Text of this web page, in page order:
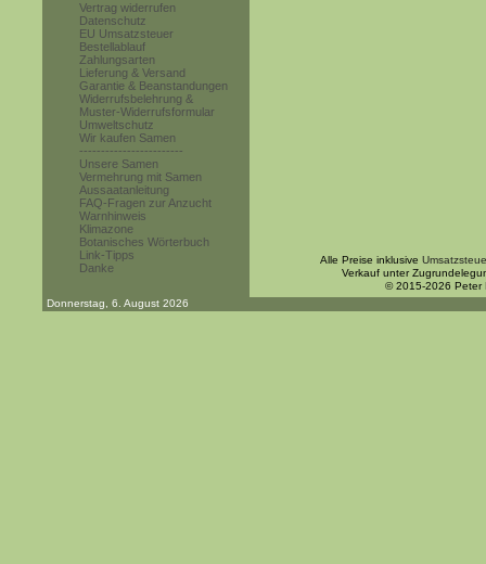
Vertrag widerrufen
Datenschutz
EU Umsatzsteuer
Bestellablauf
Zahlungsarten
Lieferung & Versand
Garantie & Beanstandungen
Widerrufsbelehrung &
Muster-Widerrufsformular
Umweltschutz
Wir kaufen Samen
------------------------
Unsere Samen
Vermehrung mit Samen
Aussaatanleitung
FAQ-Fragen zur Anzucht
Warnhinweis
Klimazone
Botanisches Wörterbuch
Link-Tipps
Danke
Alle Preise inklusive
Verkauf unter
© 2015-2026 Peter
Donnerstag, 6. August 2026